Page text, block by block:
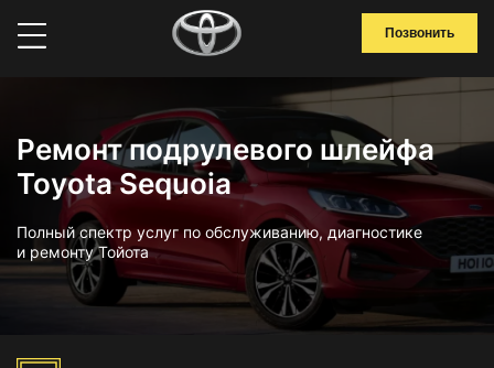
Позвонить
Ремонт подрулевого шлейфа
Toyota Sequoia
Полный спектр услуг по обслуживанию, диагностике
и ремонту Тойота